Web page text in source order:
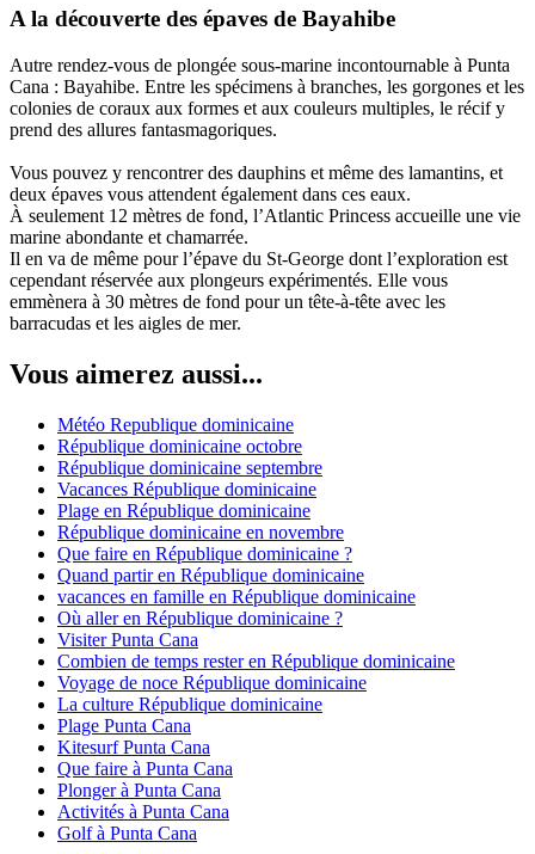
A la découverte des épaves de Bayahibe
Autre rendez-vous de plongée sous-marine incontournable à Punta
Cana : Bayahibe. Entre les spécimens à branches, les gorgones et les
colonies de coraux aux formes et aux couleurs multiples, le récif y
prend des allures fantasmagoriques.
Vous pouvez y rencontrer des dauphins et même des lamantins, et
deux épaves vous attendent également dans ces eaux.
À seulement 12 mètres de fond, l’Atlantic Princess accueille une vie
marine abondante et chamarrée.
Il en va de même pour l’épave du St-George dont l’exploration est
cependant réservée aux plongeurs expérimentés. Elle vous
emmènera à 30 mètres de fond pour un tête-à-tête avec les
barracudas et les aigles de mer.
Vous aimerez aussi...
Météo Republique dominicaine
République dominicaine octobre
République dominicaine septembre
Vacances République dominicaine
Plage en République dominicaine
République dominicaine en novembre
Que faire en République dominicaine ?
Quand partir en République dominicaine
vacances en famille en République dominicaine
Où aller en République dominicaine ?
Visiter Punta Cana
Combien de temps rester en République dominicaine
Voyage de noce République dominicaine
La culture République dominicaine
Plage Punta Cana
Kitesurf Punta Cana
Que faire à Punta Cana
Plonger à Punta Cana
Activités à Punta Cana
Golf à Punta Cana